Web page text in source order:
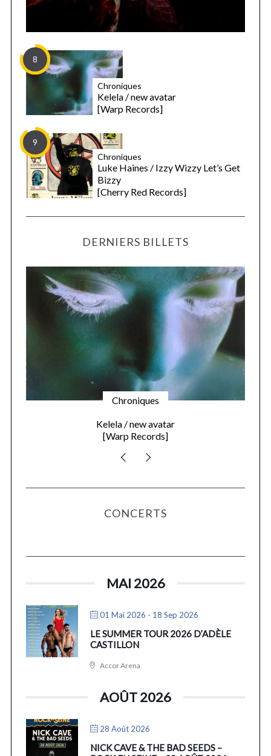
8
Chroniques
Kelela / new avatar
[Warp Records]
9
Chroniques
Luke Haines / Izzy Wizzy Let’s Get
Bizzy
[Cherry Red Records]
DERNIERS BILLETS
Chroniques
Kelela / new avatar
[Warp Records]
CONCERTS
MAI 2026
01 Mai 2026 - 18 Sep 2026
LE SUMMER TOUR 2026 D’ADÈLE
CASTILLON
Accor Arena
AOÛT 2026
28 Août 2026
NICK CAVE & THE BAD SEEDS –